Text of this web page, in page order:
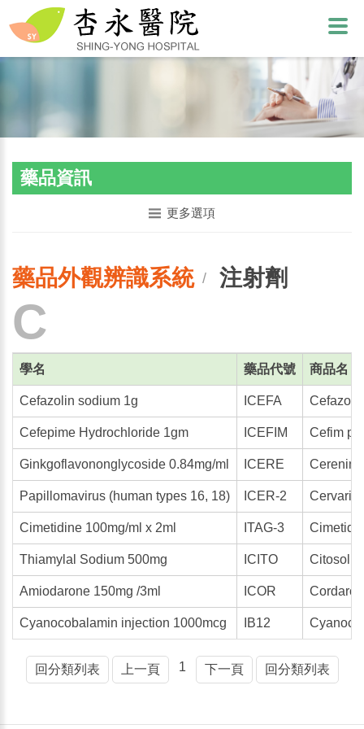
藥品資訊
更多選項
藥品外觀辨識系統/ 注射劑
C
學名 藥品代號 商品名
Cefazolin sodium 1g ICEFA
Cefepime Hydrochloride 1gm ICEFIM Cefim
Ginkgoflavononglycoside 0.84mg/ml ICERE
Papillomavirus (human types 16, 18) ICER-2
Cimetidine 100mg/ml x 2ml ITAG-3
Thiamylal Sodium 500mg ICITO Citosol
Amiodarone 150mg /3ml ICOR
Cyanocobalamin injection 1000mcg IB12
回分類列表 上一頁 1 下一頁 回分類列表